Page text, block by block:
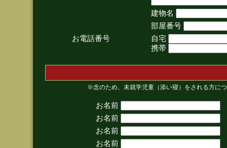
建物名
部屋番号
お電話番号
自宅
携帯
※念のため、未就学児童（添い寝）をされる方に
お名前
お名前
お名前
お名前